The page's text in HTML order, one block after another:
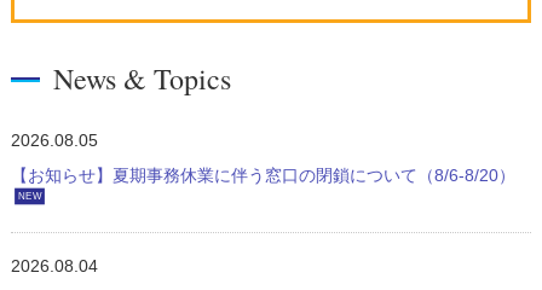
News & Topics
2026.08.05
【お知らせ】夏期事務休業に伴う窓口の閉鎖について（8/6-8/20）
NEW
2026.08.04